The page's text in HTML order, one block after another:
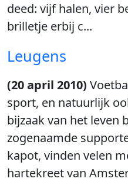
deed: vijf halen, vier
brilletje erbij c...
Leugens
(20 april 2010)
sport, en natuurlijk
bijzaak van het leven
zogenaamde
kapot, vinden velen
hartekreet van